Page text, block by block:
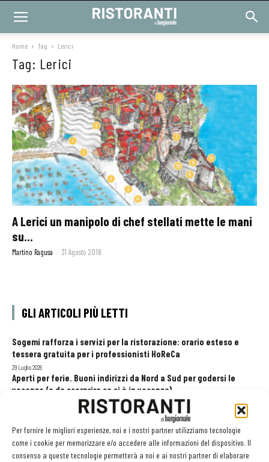
Per fornire le migliori esperienze, noi e i nostri partner utilizziamo tecnologie
come i cookie per memorizzare e/o accedere alle informazioni del dispositivo. Il
consenso a queste tecnologie permetterà a noi e ai nostri partner di elaborare
Home Tag Lerici
Tag: Lerici
A Lerici un manipolo di chef stellati mette le mani
su...
Martino Ragusa - 31 Agosto 2018
GLI ARTICOLI PIÙ LETTI
Sogemi rafforza i servizi per la ristorazione: orario esteso e
tessera gratuita per i professionisti HoReCa
29 Luglio 2026
Aperti per ferie. Buoni indirizzi da Nord a Sud per godersi le
vacanze (o da scorprire se si è in vacanza)
Pos, compagni di gestione. Le ultime soluzioni delle aziende
8 Luglio 2026